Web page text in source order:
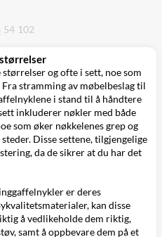
54 102
og ofte i sett, noe som
stramming av møbelbeslag til
i stand til å håndtere
inkluderer nøkler med både
som øker nøkkelenes grep og
Disse settene, tilgjengelige
da de sikrer at du har det
er deres
kan disse
å vedlikeholde dem riktig,
samt å oppbevare dem på et